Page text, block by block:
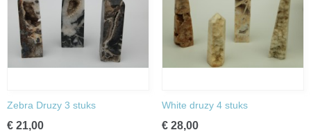
Zebra Druzy 3 stuks
€ 21,00
White druzy 4 stuks
€ 28,00